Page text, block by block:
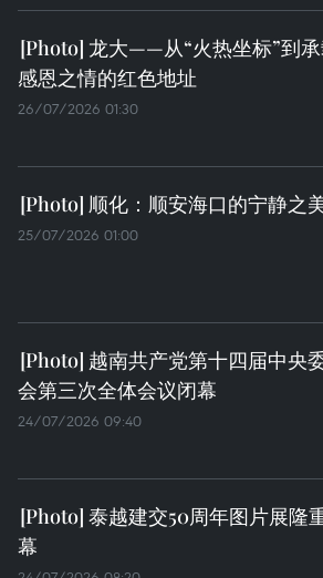
龙大——从“火热坐标”到
感恩之情的红色地址
26/07/2026 01:30
顺化：顺安海口的宁静之
25/07/2026 01:00
越南共产党第十四届中央
会第三次全体会议闭幕
24/07/2026 09:40
泰越建交50周年图片展隆
幕